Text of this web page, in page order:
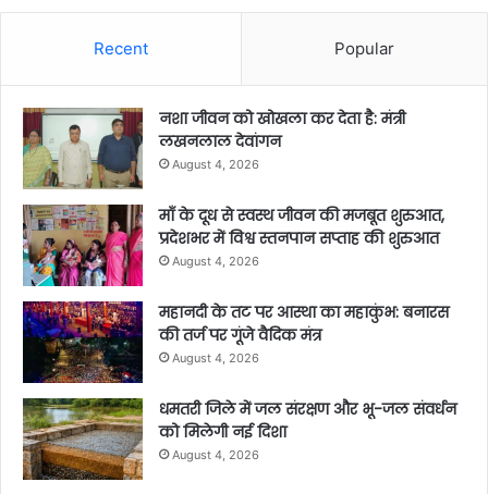
Recent Popular
नशा जीवन को खोखला कर देता है: मंत्री
लखनलाल देवांगन
August 4, 2026
माँ के दूध से स्वस्थ जीवन की मजबूत शुरुआत,
प्रदेशभर में विश्व स्तनपान सप्ताह की शुरुआत
August 4, 2026
​महानदी के तट पर आस्था का महाकुंभ: बनारस
की तर्ज पर गूंजे वैदिक मंत्र
August 4, 2026
धमतरी जिले में जल संरक्षण और भू-जल संवर्धन
को मिलेगी नई दिशा
August 4, 2026